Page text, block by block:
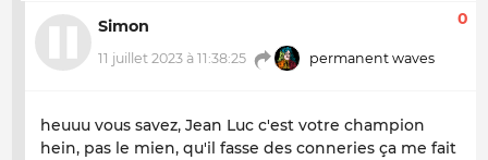
Simon
11 juillet 2023 à 11:38:25 permanent waves
0
heuuu vous savez, Jean Luc c'est votre champion
hein, pas le mien, qu'il fasse des conneries ça me fait